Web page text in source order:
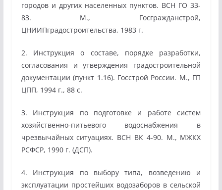
городов и других населенных пунктов. ВСН ГО 33-
83. М., Госгражданстрой,
ЦНИИПградостроительства, 1983 г.
2. Инструкция о составе, порядке разработки,
согласования и утверждения градостроительной
документации (пункт 1.16). Госстрой России. М., ГП
ЦПП, 1994 г., 88 с.
3. Инструкция по подготовке и работе систем
хозяйственно-питьевого водоснабжения в
чрезвычайных ситуациях. ВСН ВК 4-90. М., МЖКХ
РСФСР, 1990 г. (ДСП).
4. Инструкция по выбору типа, возведению и
эксплуатации простейших водозаборов в сельской